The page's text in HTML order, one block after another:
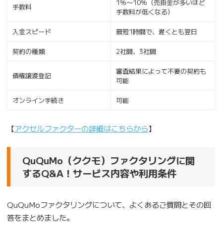
手数料
1％〜10％（売掛金が多いほど
手数料が低くなる）
入金スピード 最短1時間で、遅くとも翌日
契約の種類 2社間、3社間
債権譲渡登記
審査結果によって不要の契約も
可能
オンライン手続き 可能
【アクセルファクターの詳細はこちらから】
QuQuMo（ククモ）ファクタリングに関
するQ&A！サービス内容や利用条件
QuQuMoファクタリングについて、よくあるご質問とその回
答をまとめました。